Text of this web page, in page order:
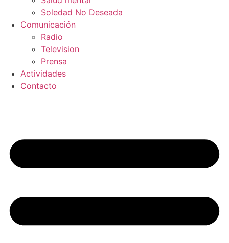
Soledad No Deseada
Comunicación
Radio
Television
Prensa
Actividades
Contacto